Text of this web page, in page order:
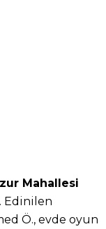
Mahallesi
Edinilen
Ö., evde oyun